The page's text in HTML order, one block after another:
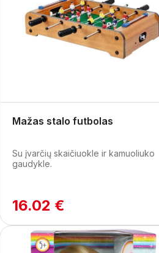
Mažas stalo futbolas
Su įvarčių skaičiuokle ir kamuoliuko
gaudykle.
16.02 €